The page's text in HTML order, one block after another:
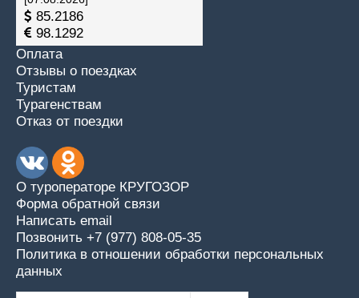
85.2186
98.1292
Оплата
Отзывы о поездках
Туристам
Турагенствам
Отказ от поездки
О туроператоре КРУГОЗОР
Форма обратной связи
Написать email
Позвонить +7 (977) 808-05-35
Политика в отношении обработки персональных
данных